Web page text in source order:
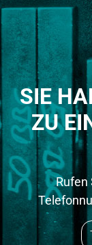
SIE
ZU
Rufen